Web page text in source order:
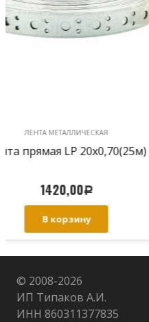
Лента волна
© 2008-2026
ИП Типаков А.И.
ИНН 860311377835